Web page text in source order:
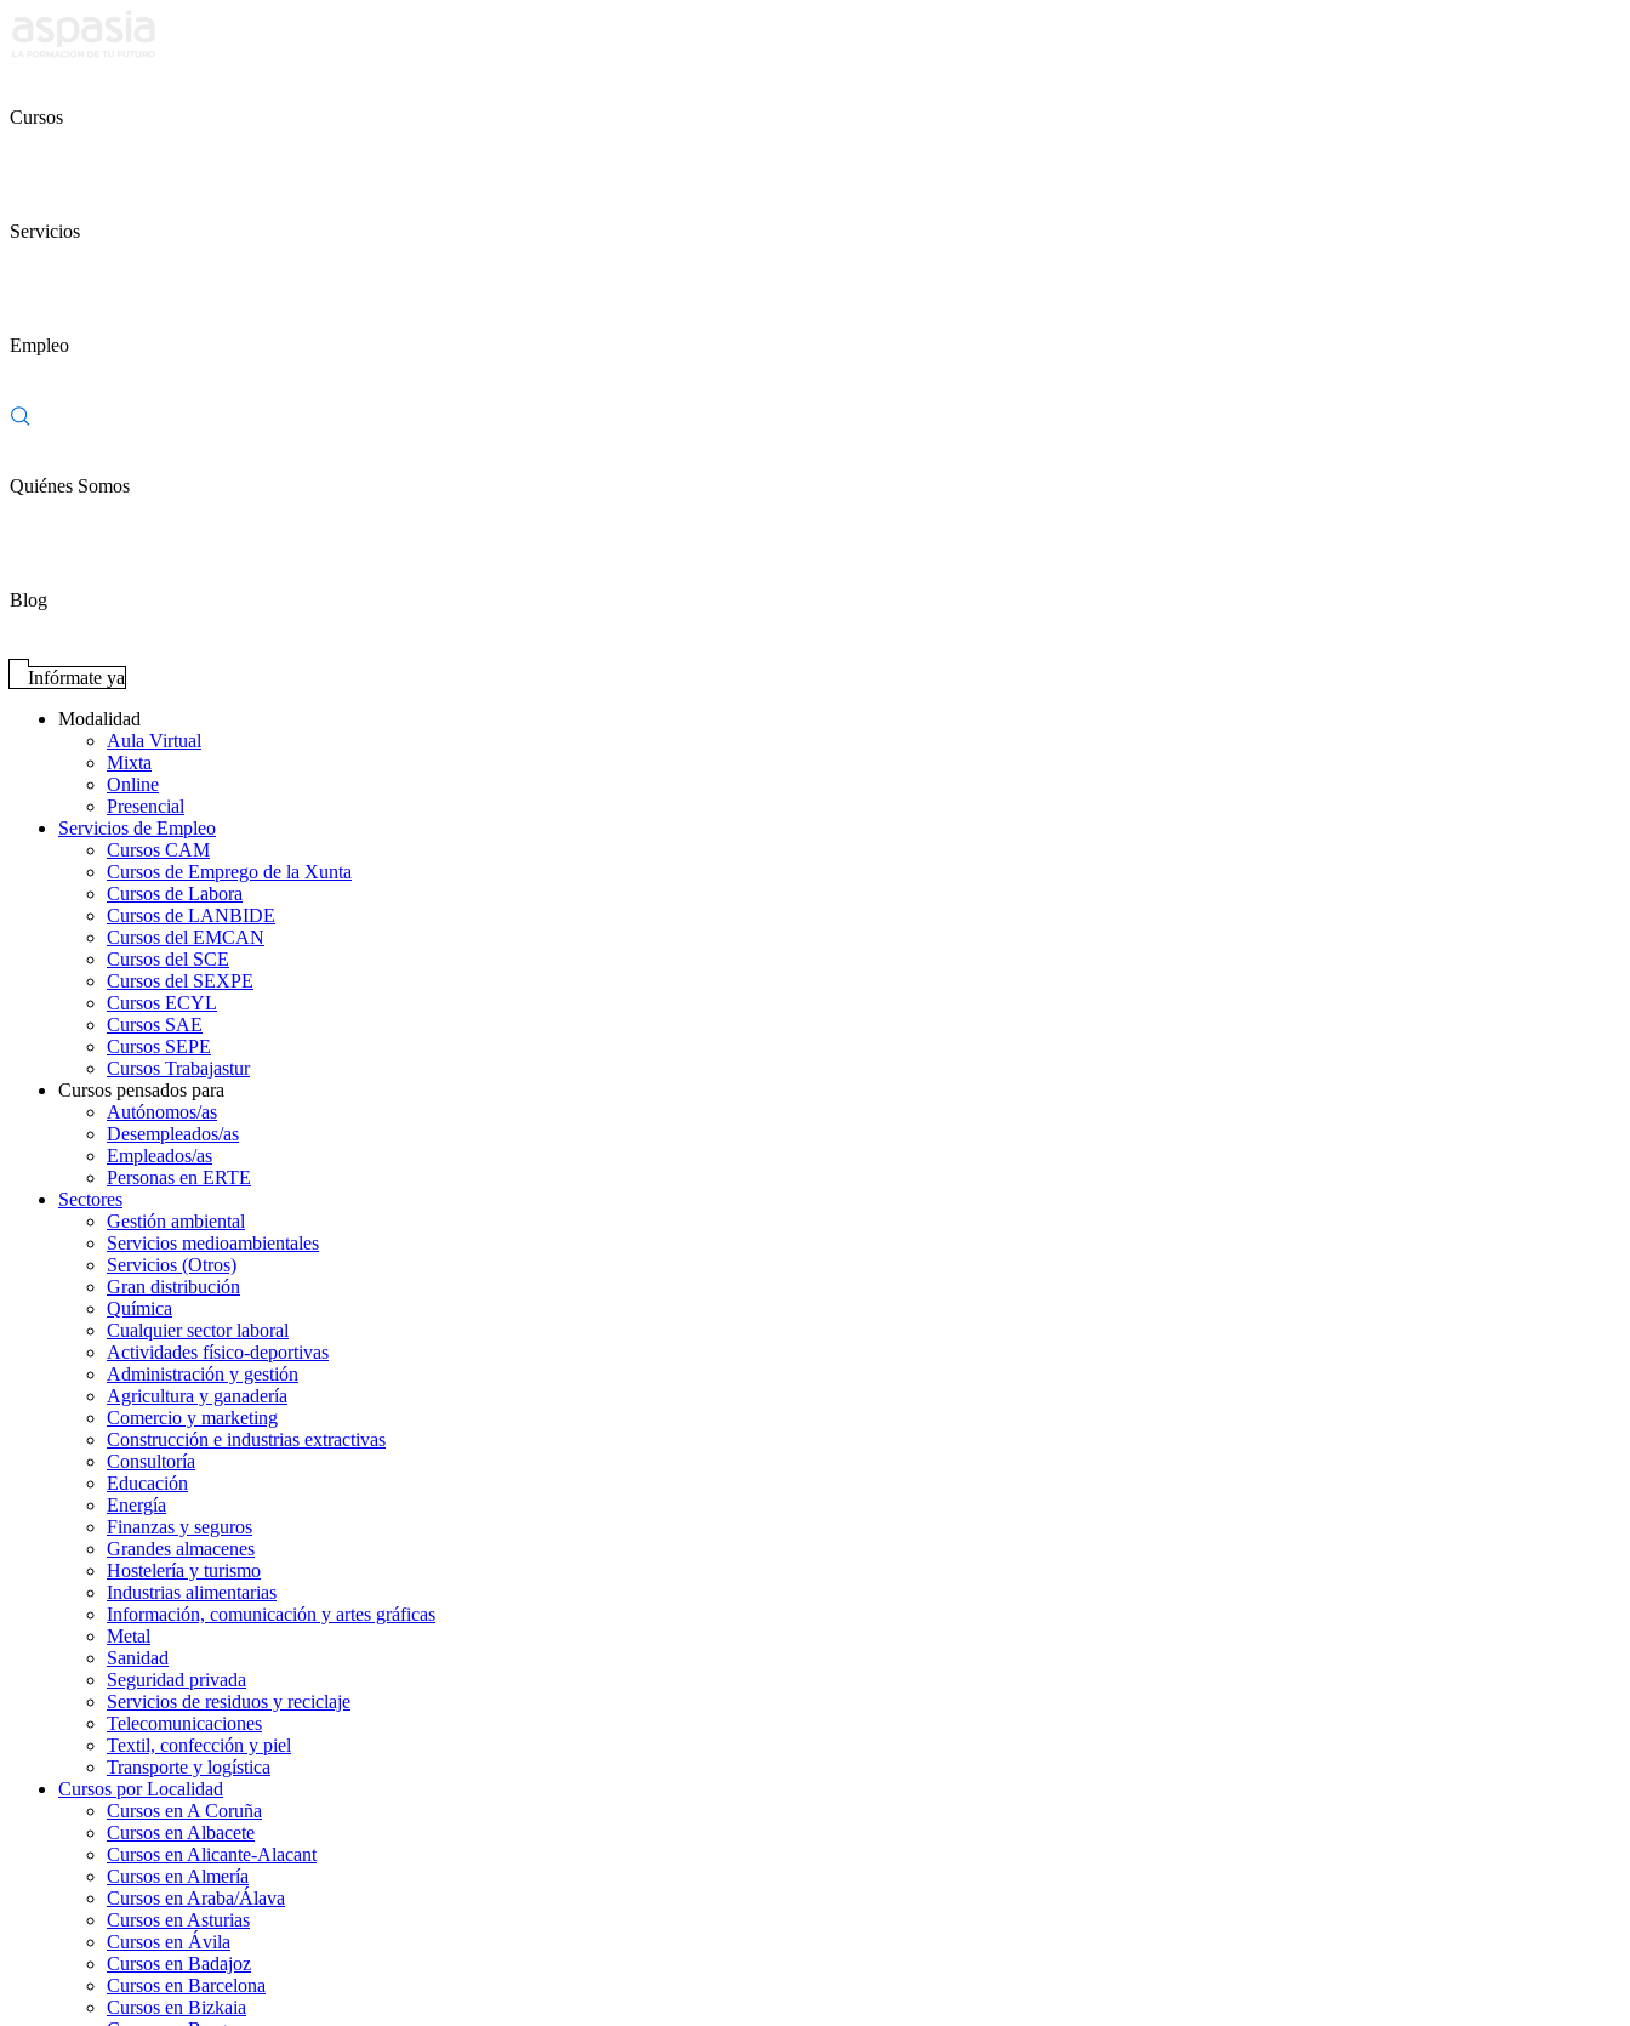
Cursos
Servicios
Empleo
Quiénes Somos
Blog
Infórmate ya
Modalidad
Aula Virtual
Mixta
Online
Presencial
Servicios de Empleo
Cursos CAM
Cursos de Emprego de la Xunta
Cursos de Labora
Cursos de LANBIDE
Cursos del EMCAN
Cursos del SCE
Cursos del SEXPE
Cursos ECYL
Cursos SAE
Cursos SEPE
Cursos Trabajastur
Cursos pensados para
Autónomos/as
Desempleados/as
Empleados/as
Personas en ERTE
Sectores
Gestión ambiental
Servicios medioambientales
Servicios (Otros)
Gran distribución
Química
Cualquier sector laboral
Actividades físico-deportivas
Administración y gestión
Agricultura y ganadería
Comercio y marketing
Construcción e industrias extractivas
Consultoría
Educación
Energía
Finanzas y seguros
Grandes almacenes
Hostelería y turismo
Industrias alimentarias
Información, comunicación y artes gráficas
Metal
Sanidad
Seguridad privada
Servicios de residuos y reciclaje
Telecomunicaciones
Textil, confección y piel
Transporte y logística
Cursos por Localidad
Cursos en A Coruña
Cursos en Albacete
Cursos en Alicante-Alacant
Cursos en Almería
Cursos en Araba/Álava
Cursos en Asturias
Cursos en Ávila
Cursos en Badajoz
Cursos en Barcelona
Cursos en Bizkaia